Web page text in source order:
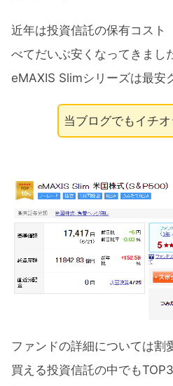
近年は投資信託の保有コスト
べてだいぶ安くなってきまし
eMAXIS Slimシリーズは最安
当ブログでもイチオ
ファンドの詳細については割
買える投資信託の中でも